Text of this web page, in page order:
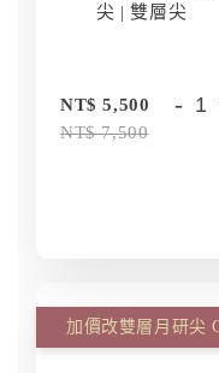
尖 | 雙層尖
NT$ 5,500
NT$ 7,500
-